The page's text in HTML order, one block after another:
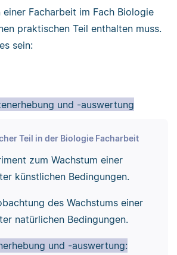
einer Facharbeit im Fach Biologie
praktischen Teil enthalten muss.
sein:
und -auswertung
Teil in der Biologie Facharbeit
zum Wachstum einer
künstlichen Bedingungen.
des Wachstums einer
natürlichen Bedingungen.
und -auswertung: